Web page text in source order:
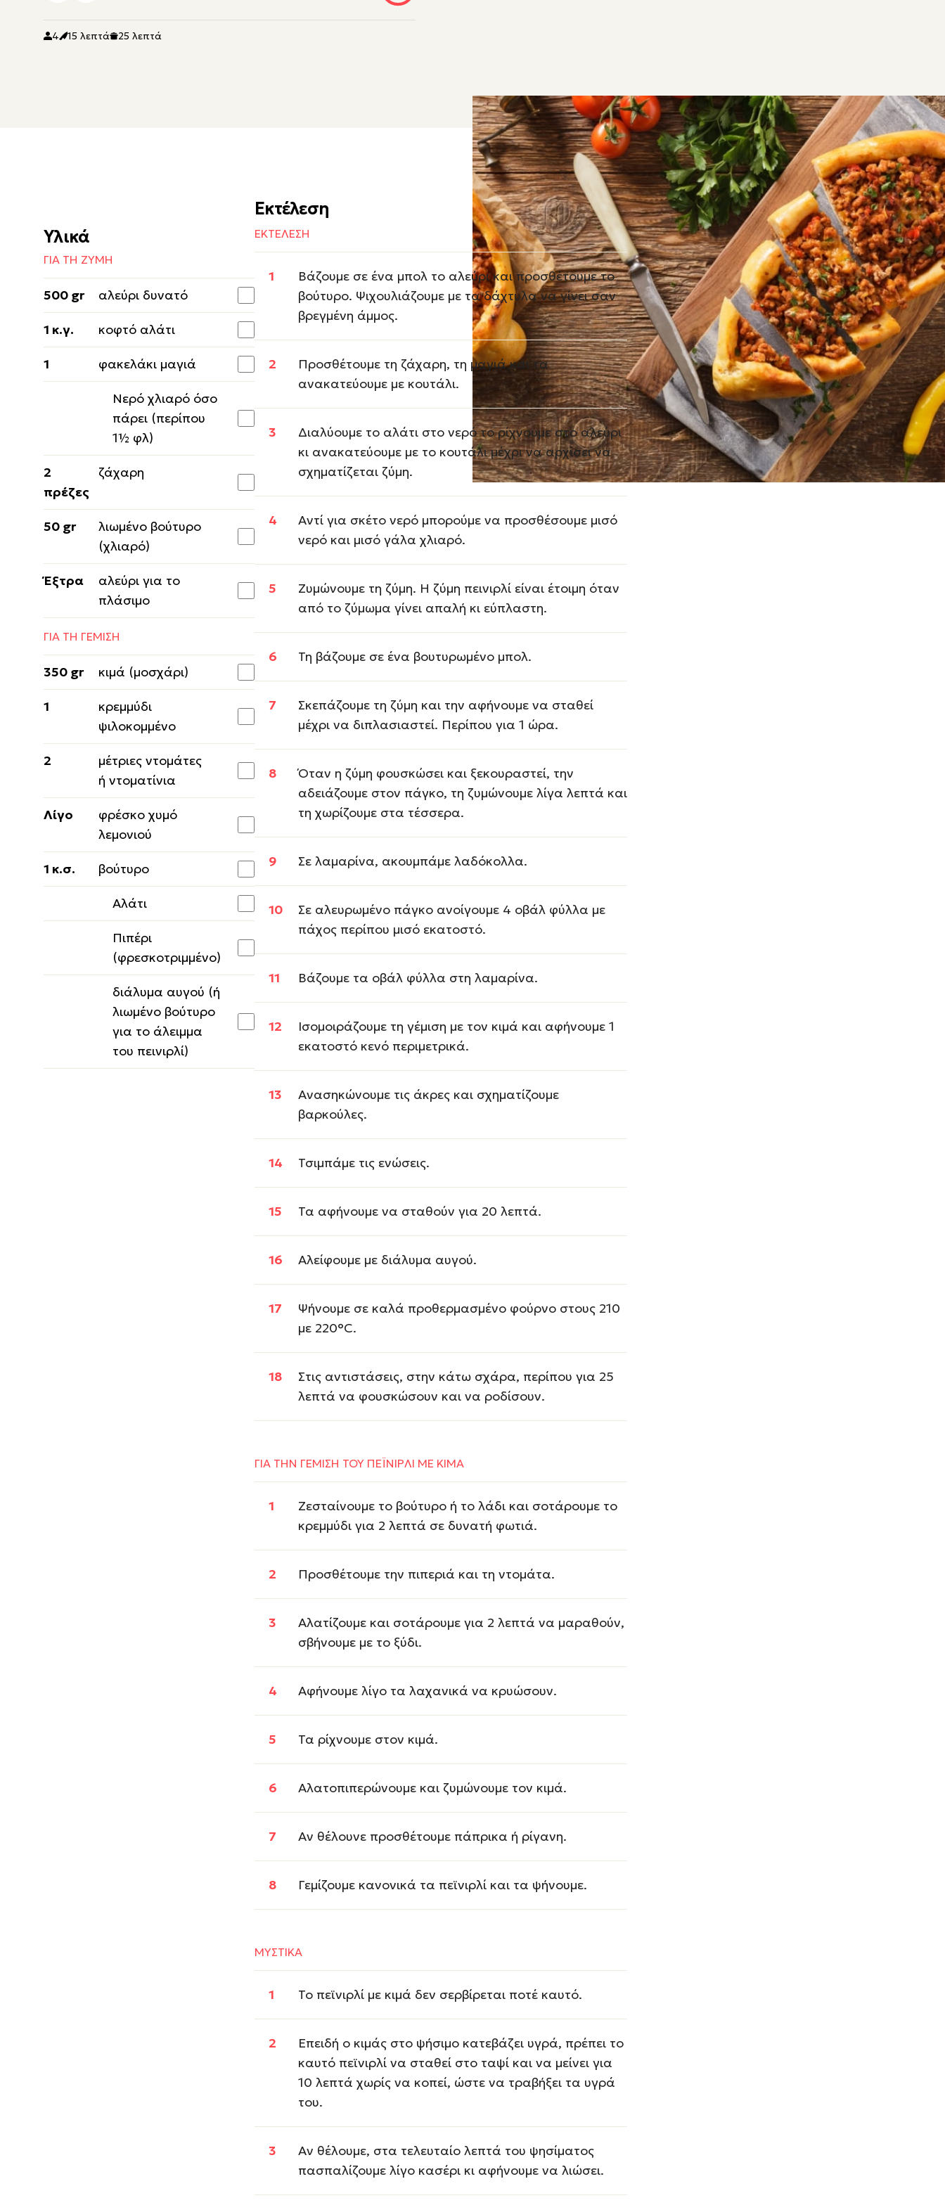
4 15 λεπτά 25 λεπτά
Υλικά
ΓΙΑ ΤΗ ΖΥΜΗ
500 gr αλεύρι δυνατό
1 κ.γ. κοφτό αλάτι
1 φακελάκι μαγιά
Νερό χλιαρό όσο
πάρει (περίπου
1½ φλ)
2
πρέζες
ζάχαρη
50 gr
λιωμένο βούτυρο
(χλιαρό)
Έξτρα
αλεύρι για το
πλάσιμο
ΓΙΑ ΤΗ ΓΕΜΙΣΗ
350 gr κιμά (μοσχάρι)
1
κρεμμύδι
ψιλοκομμένο
2
μέτριες ντομάτες
ή ντοματίνια
Λίγο
φρέσκο χυμό
λεμονιού
1 κ.σ. βούτυρο
Αλάτι
Πιπέρι
(φρεσκοτριμμένο)
διάλυμα αυγού (ή
λιωμένο βούτυρο
για το άλειμμα
του πεινιρλί)
Εκτέλεση
ΕΚΤΕΛΕΣΗ
Βάζουμε σε ένα μπολ το αλεύρι και προσθέτουμε το
βούτυρο. Ψιχουλιάζουμε με τα δάχτυλα να γίνει σαν
βρεγμένη άμμος.
Προσθέτουμε τη ζάχαρη, τη μαγιά και τα
ανακατεύουμε με κουτάλι.
Διαλύουμε το αλάτι στο νερό το ρίχνουμε στο αλεύρι
κι ανακατεύουμε με το κουτάλι μέχρι να αρχίσει να
σχηματίζεται ζύμη.
Αντί για σκέτο νερό μπορούμε να προσθέσουμε μισό
νερό και μισό γάλα χλιαρό.
Ζυμώνουμε τη ζύμη. Η ζύμη πεινιρλί είναι έτοιμη όταν
από το ζύμωμα γίνει απαλή κι εύπλαστη.
Τη βάζουμε σε ένα βουτυρωμένο μπολ.
Σκεπάζουμε τη ζύμη και την αφήνουμε να σταθεί
μέχρι να διπλασιαστεί. Περίπου για 1 ώρα.
Όταν η ζύμη φουσκώσει και ξεκουραστεί, την
αδειάζουμε στον πάγκο, τη ζυμώνουμε λίγα λεπτά και
τη χωρίζουμε στα τέσσερα.
Σε λαμαρίνα, ακουμπάμε λαδόκολλα.
Σε αλευρωμένο πάγκο ανοίγουμε 4 οβάλ φύλλα με
πάχος περίπου μισό εκατοστό.
Βάζουμε τα οβάλ φύλλα στη λαμαρίνα.
Ισομοιράζουμε τη γέμιση με τον κιμά και αφήνουμε 1
εκατοστό κενό περιμετρικά.
Ανασηκώνουμε τις άκρες και σχηματίζουμε
βαρκούλες.
Τσιμπάμε τις ενώσεις.
Τα αφήνουμε να σταθούν για 20 λεπτά.
Αλείφουμε με διάλυμα αυγού.
Ψήνουμε σε καλά προθερμασμένο φούρνο στους 210
με 220°C.
Στις αντιστάσεις, στην κάτω σχάρα, περίπου για 25
λεπτά να φουσκώσουν και να ροδίσουν.
ΓΙΑ ΤΗΝ ΓΕΜΙΣΗ ΤΟΥ ΠΕΪΝΙΡΛΙ ΜΕ ΚΙΜΑ
Ζεσταίνουμε το βούτυρο ή το λάδι και σοτάρουμε το
κρεμμύδι για 2 λεπτά σε δυνατή φωτιά.
Προσθέτουμε την πιπεριά και τη ντομάτα.
Αλατίζουμε και σοτάρουμε για 2 λεπτά να μαραθούν,
σβήνουμε με το ξύδι.
Αφήνουμε λίγο τα λαχανικά να κρυώσουν.
Τα ρίχνουμε στον κιμά.
Αλατοπιπερώνουμε και ζυμώνουμε τον κιμά.
Αν θέλουνε προσθέτουμε πάπρικα ή ρίγανη.
Γεμίζουμε κανονικά τα πεϊνιρλί και τα ψήνουμε.
ΜΥΣΤΙΚΑ
Το πεϊνιρλί με κιμά δεν σερβίρεται ποτέ καυτό.
Επειδή ο κιμάς στο ψήσιμο κατεβάζει υγρά, πρέπει το
καυτό πεϊνιρλί να σταθεί στο ταψί και να μείνει για
10 λεπτά χωρίς να κοπεί, ώστε να τραβήξει τα υγρά
του.
Αν θέλουμε, στα τελευταίο λεπτά του ψησίματος
πασπαλίζουμε λίγο κασέρι κι αφήνουμε να λιώσει.